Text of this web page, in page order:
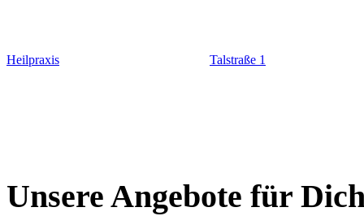
Heilpraxis Talstraße 1
Unsere Angebote für